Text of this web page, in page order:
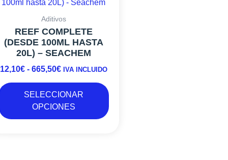
Aditivos
REEF COMPLETE
(DESDE 100ML HASTA
20L) – SEACHEM
12,10€ - 665,50€
PRECIOS:
DESDE
12,10€
HASTA
665,50€
IVA INCLUIDO
SELECCIONAR
OPCIONES
en